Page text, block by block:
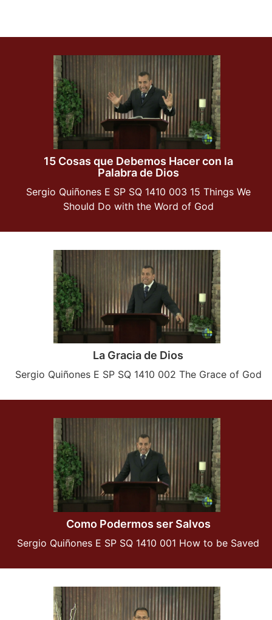
15 Cosas que Debemos Hacer con la
Palabra de Dios
Sergio Quiñones E SP SQ 1410 003 15 Things We
Should Do with the Word of God
La Gracia de Dios
Sergio Quiñones E SP SQ 1410 002 The Grace of God
Como Podermos ser Salvos
Sergio Quiñones E SP SQ 1410 001 How to be Saved